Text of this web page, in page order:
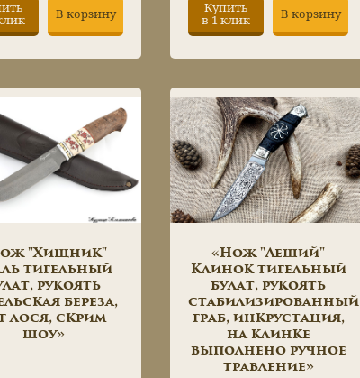
В корзину
Купить
в 1 клик
В корзину
"Хищник"
тигельный
рукоять
береза,
лося, скрим
шоу»
«Нож "Леший"
Клинок тигельный
булат, рукоять
стабилизированный
граб, инкрустация,
на клинке
выполнено ручное
травление»